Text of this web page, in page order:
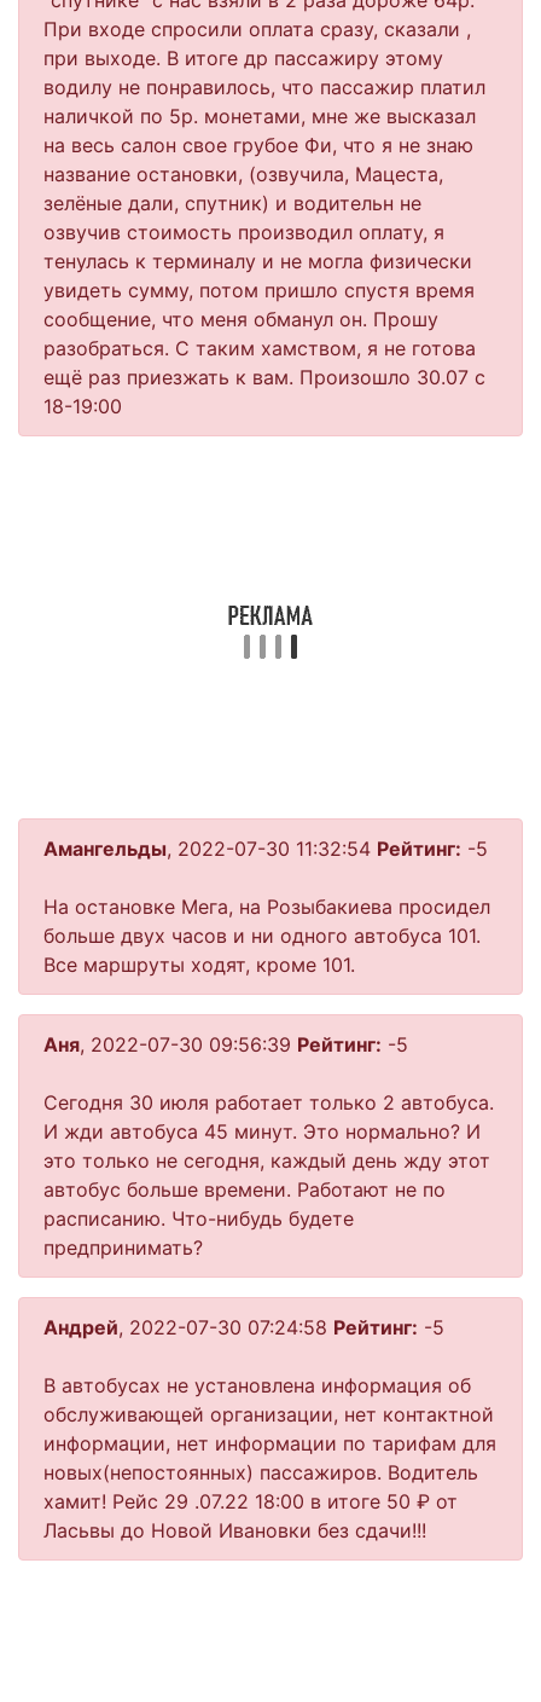
При входе спросили оплата сразу, сказали ,
при выходе. В итоге др пассажиру этому
водилу не понравилось, что пассажир платил
наличкой по 5р. монетами, мне же высказал
на весь салон свое грубое Фи, что я не знаю
название остановки, (озвучила, Мацеста,
зелёные дали, спутник) и водительн не
озвучив стоимость производил оплату, я
тенулась к терминалу и не могла физически
увидеть сумму, потом пришло спустя время
сообщение, что меня обманул он. Прошу
разобраться. С таким хамством, я не готова
ещё раз приезжать к вам. Произошло 30.07 с
18-19:00
Амангельды, 2022-07-30 11:32:54 Рейтинг: -5
На остановке Мега, на Розыбакиева просидел
больше двух часов и ни одного автобуса 101.
Все маршруты ходят, кроме 101.
Аня, 2022-07-30 09:56:39 Рейтинг: -5
Сегодня 30 июля работает только 2 автобуса.
И жди автобуса 45 минут. Это нормально? И
это только не сегодня, каждый день жду этот
автобус больше времени. Работают не по
расписанию. Что-нибудь будете
предпринимать?
Андрей, 2022-07-30 07:24:58 Рейтинг: -5
В автобусах не установлена информация об
обслуживающей организации, нет контактной
информации, нет информации по тарифам для
новых(непостоянных) пассажиров. Водитель
хамит! Рейс 29 .07.22 18:00 в итоге 50 ₽ от
Ласьвы до Новой Ивановки без сдачи!!!